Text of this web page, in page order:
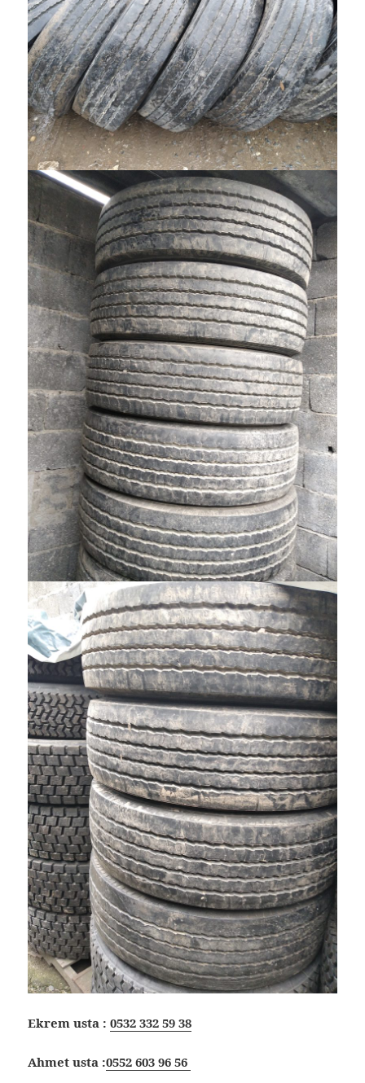
Ekrem usta :0532 332 59 38
Ahmet usta :0552 603 96 56